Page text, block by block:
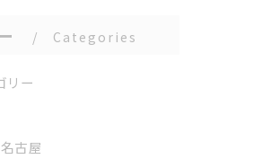
Categories
リー
古屋